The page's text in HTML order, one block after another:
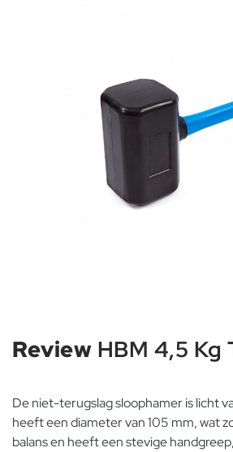
Review HBM 4,5 Kg
De niet-terugslag sloophamer is licht
heeft een diameter van 105 mm, wat
balans en heeft een stevige